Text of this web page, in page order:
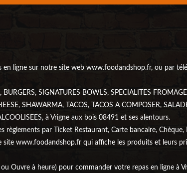
ligne sur notre site web www.foodandshop.fr, ou par
SIGNATURES BOWLS, SPECIALITES
SHAWARMA, TACOS, TACOS A COMPOSER,
à Vrigne aux bois 08491 et ses alentours.
règlements par Ticket Restaurant, Carte bancaire, Chèque,
site www.foodandshop.fr qui affiche les produits et leurs
Ouvre à heure) pour commander votre repas en ligne à